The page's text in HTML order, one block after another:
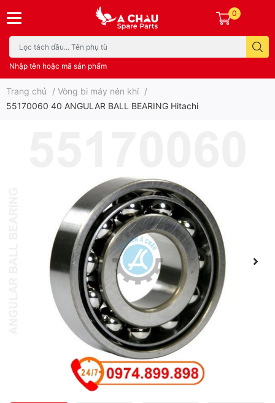
Nhập tên hoặc mã sản phẩm
0
Trang chủ / Vòng bi máy nén khí /
55170060 40 ANGULAR BALL BEARING Hitachi